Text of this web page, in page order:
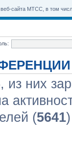
сайта МТСС, в том
, из них
(5641